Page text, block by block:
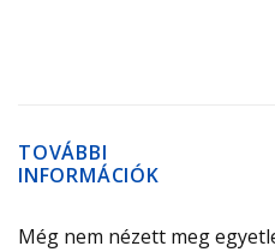
TOVÁBBI
INFORMÁCIÓK
Még nem nézett meg